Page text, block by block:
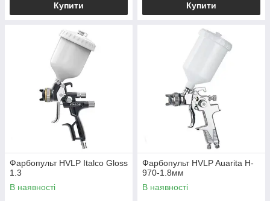
Купити Купити
Фарбопульт HVLP Italco Gloss
1.3
В наявності
Фарбопульт HVLP Auarita H-
970-1.8мм
В наявності